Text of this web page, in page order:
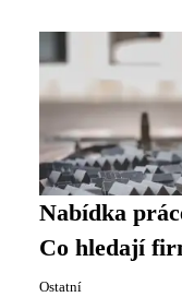
Nabídka
Co hledají
Ostatní